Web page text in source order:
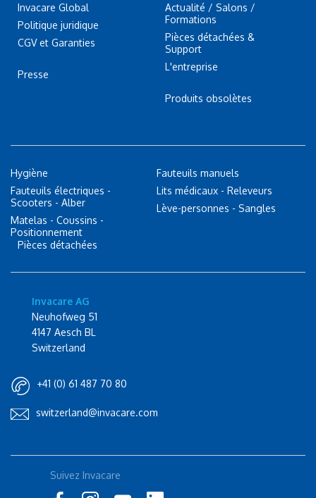
Invacare Global
Politique juridique
CGV et Garanties
Presse
Actualité / Salons /
Formations
Pièces détachées &
Support
L'entreprise
Produits obsolètes
Hygiène
Fauteuils électriques -
Scooters - Alber
Matelas - Coussins -
Positionnement
Fauteuils manuels
Lits médicaux - Releveurs
Lève-personnes - Sangles
Pièces détachées
Invacare AG
Neuhofweg 51
4147 Aesch BL
Switzerland
+41 (0) 61 487 70 80
switzerland@invacare.com
Suivez Invacare
Rolli-Community
Instagram